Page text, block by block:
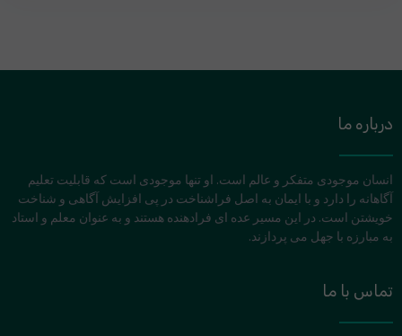
درباره ما
انسان موجودی متفکر و عالم است. او تنها موجودی است که قابلیت تعلیم
آگاهانه را دارد و با ایمان به اصل فراشناخت در پی افزایش آگاهی و شناخت
خویشتن است. در این مسیر عده ای فرادهنده هستند و به عنوان معلم و استاد
به مبارزه با جهل می پردازند.
تماس با ما